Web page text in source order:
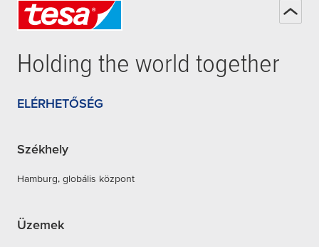
Holding the world together
ELÉRHETŐSÉG
Székhely
Hamburg, globális központ
Üzemek